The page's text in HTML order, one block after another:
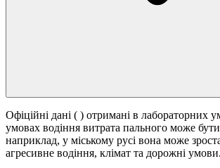
Офіційні дані ( ) отримані в лабораторних
умовах водіння витрата пального може
наприклад, у міському русі вона може
агресивне водіння, клімат та дорожні умови.